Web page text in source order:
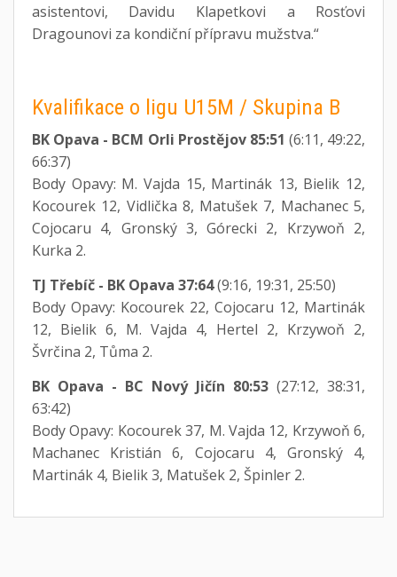
asistentovi, Davidu Klapetkovi a Rosťovi
Dragounovi za kondiční přípravu mužstva.“
Kvalifikace o ligu U15M / Skupina B
BK Opava - BCM Orli Prostějov 85:51 (6:11, 49:22,
66:37)
Body Opavy: M. Vajda 15, Martinák 13, Bielik 12,
Kocourek 12, Vidlička 8, Matušek 7, Machanec 5,
Cojocaru 4, Gronský 3, Górecki 2, Krzywoň 2,
Kurka 2.
TJ Třebíč - BK Opava 37:64(9:16, 19:31, 25:50)
Body Opavy: Kocourek 22, Cojocaru 12, Martinák
12, Bielik 6, M. Vajda 4, Hertel 2, Krzywoň 2,
Švrčina 2, Tůma 2.
BK Opava - BC Nový Jičín 80:53 (27:12, 38:31,
63:42)
Body Opavy: Kocourek 37, M. Vajda 12, Krzywoň 6,
Machanec Kristián 6, Cojocaru 4, Gronský 4,
Martinák 4, Bielik 3, Matušek 2, Špinler 2.